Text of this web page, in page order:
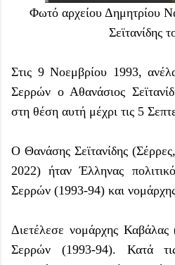
Φωτό αρχείου Δημητρίου
Σεϊτανίδης
Στις 9 Νοεμβρίου 1993,
Σερρών ο Αθανάσιος
στη θέση αυτή μέχρι τις 5
Ο Θανάσης Σεϊτανίδης
2022) ήταν Έλληνας
Σερρών (1993-94) και
Διετέλεσε νομάρχης
Σερρών (1993-94). Κατά